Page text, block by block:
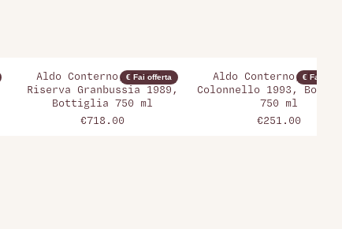
€ Fai offerta
Aldo Conterno, Barolo
Riserva Granbussia 1989,
Bottiglia 750 ml
€718.00
€ Fai
Aldo Conterno,
Colonnello 1993,
750 ml
€251.00